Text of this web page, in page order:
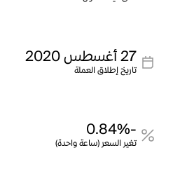
27 أغسطس 2020
تاريخ إطلاق العملة
-0.84%
تغير السعر (ساعة واحدة)